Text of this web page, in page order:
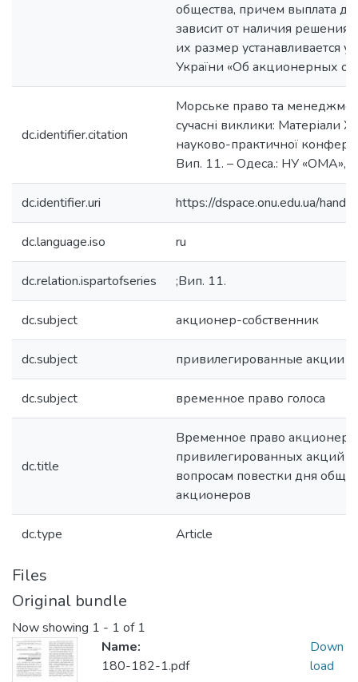
общества, причем выплата
зависит от наличия решения
их размер устанавливается
України «Об акционерных
dc.identifier.citation
Морське право та
сучасні виклики: Матеріали
науково-практичної
Вип. 11. – Одеса.: НУ «ОМА»,
dc.identifier.uri https://dspace.onu.edu.ua/
dc.language.iso ru
dc.relation.ispartofseries ;Вип. 11.
dc.subject акционер-собственник
dc.subject привилегированные акции
dc.subject временное право голоса
dc.title
Временное право акционера
привилегированных акций
вопросам повестки дня
акционеров
dc.type Article
Files
Original bundle
Now showing 1 - 1 of 1
Name:
180-182-1.pdf
Down
load